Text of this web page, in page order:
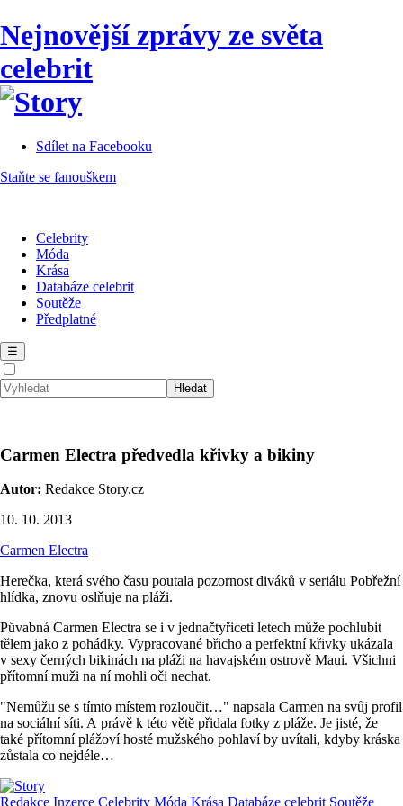
Nejnovější zprávy ze světa
celebrit
Sdílet na Facebooku
Staňte se fanouškem
Celebrity
Móda
Krása
Databáze celebrit
Soutěže
Předplatné
☰
Carmen Electra předvedla křivky a bikiny
Autor: Redakce Story.cz
10. 10. 2013
Carmen Electra
Herečka, která svého času poutala pozornost diváků v seriálu Pobřežní
hlídka, znovu oslňuje na pláži.
Půvabná Carmen Electra se i v jednačtyřiceti letech může pochlubit
tělem jako z pohádky. Vypracované břicho a perfektní křivky ukázala
v sexy černých bikinách na pláži na havajském ostrově Maui. Všichni
přítomní muži na ní mohli oči nechat.
"Nemůžu se s tímto místem rozloučit…" napsala Carmen na svůj profil
na sociální síti. A právě k této větě přidala fotky z pláže. Je jisté, že
také přítomní plážoví hosté mužského pohlaví by uvítali, kdyby kráska
zůstala co nejdéle…
Redakce Inzerce Celebrity Móda Krása Databáze celebrit Soutěže